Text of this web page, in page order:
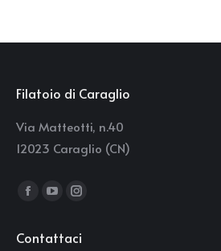
Filatoio di Caraglio
Via Matteotti, n.40
12023 Caraglio (CN)
Find us on:
Facebook
opens
YouTube
opens
Instagram
opens
Contattaci